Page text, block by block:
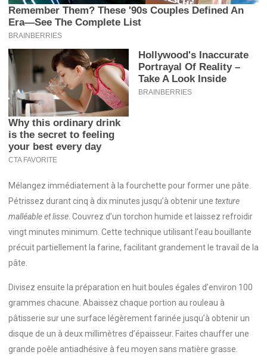
Mélangez immédiatement à la fourchette pour former une pâte.
Pétrissez durant cinq à dix minutes jusqu’à obtenir une texture
malléable et lisse. Couvrez d’un torchon humide et laissez refroidir
vingt minutes minimum. Cette technique utilisant l’eau bouillante
précuit partiellement la farine, facilitant grandement le travail de la
pâte.
Divisez ensuite la préparation en huit boules égales d’environ 100
grammes chacune. Abaissez chaque portion au rouleau à
pâtisserie sur une surface légèrement farinée jusqu’à obtenir un
disque de un à deux millimètres d’épaisseur. Faites chauffer une
grande poêle antiadhésive à feu moyen sans matière grasse.